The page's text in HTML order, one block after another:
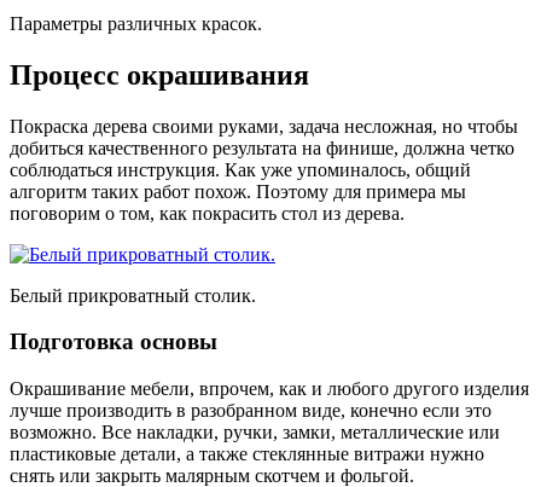
Параметры различных красок.
Процесс окрашивания
Покраска дерева своими руками, задача несложная, но чтобы
добиться качественного результата на финише, должна четко
соблюдаться инструкция. Как уже упоминалось, общий
алгоритм таких работ похож. Поэтому для примера мы
поговорим о том, как покрасить стол из дерева.
Белый прикроватный столик.
Подготовка основы
Окрашивание мебели, впрочем, как и любого другого изделия
лучше производить в разобранном виде, конечно если это
возможно. Все накладки, ручки, замки, металлические или
пластиковые детали, а также стеклянные витражи нужно
снять или закрыть малярным скотчем и фольгой.